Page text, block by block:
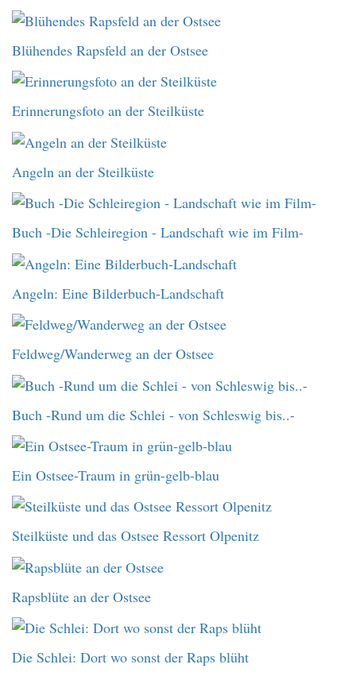
Blühendes Rapsfeld an der Ostsee
Erinnerungsfoto an der Steilküste
Angeln an der Steilküste
Buch -Die Schleiregion - Landschaft wie im Film-
Angeln: Eine Bilderbuch-Landschaft
Feldweg/Wanderweg an der Ostsee
Buch -Rund um die Schlei - von Schleswig bis..-
Ein Ostsee-Traum in grün-gelb-blau
Steilküste und das Ostsee Ressort Olpenitz
Rapsblüte an der Ostsee
Die Schlei: Dort wo sonst der Raps blüht